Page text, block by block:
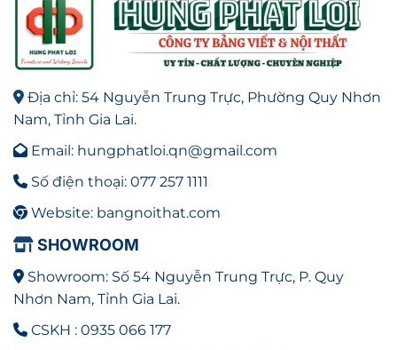
Địa chỉ: 54 Nguyễn Trung Trực, Phường Quy Nhơn
Nam, Tỉnh Gia Lai.
Email: hungphatloi.qn@gmail.com
Số điện thoại: 077 257 1111
Website: bangnoithat.com
SHOWROOM
Showroom: Số 54 Nguyễn Trung Trực, P. Quy
Nhơn Nam, Tỉnh Gia Lai.
CSKH : 0935 066 177